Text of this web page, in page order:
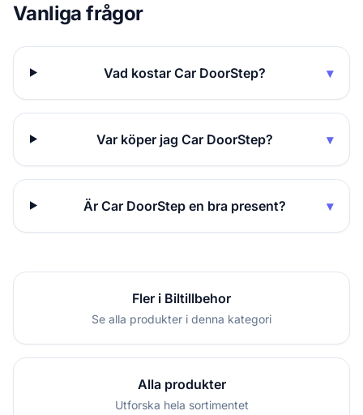
Vanliga frågor
Vad kostar Car DoorStep? ▾
Var köper jag Car DoorStep? ▾
Är Car DoorStep en bra present? ▾
Fler i Biltillbehor
Se alla produkter i denna kategori
Alla produkter
Utforska hela sortimentet